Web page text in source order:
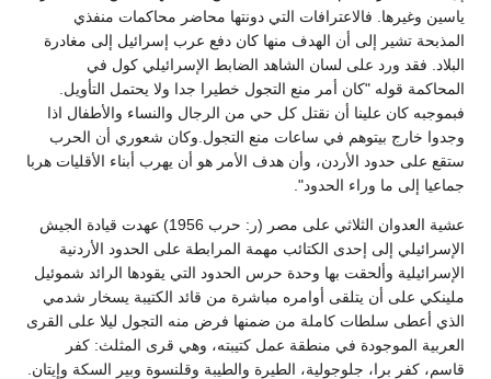
ياسين وغيرها. فالاعترافات التي دونتها محاضر محاكمات منفذي
المذبحة تشير إلى أن الهدف منها كان دفع عرب إسرائيل إلى مغادرة
البلاد. فقد ورد على لسان الشاهد الضابط الإسرائيلي كول في
المحاكمة قوله "كان أمر منع التجول خطيرا جدا ولا يحتمل التأويل.
فبموجبه كان علينا أن نقتل كل حي من الرجال والنساء والأطفال اذا
وجدوا خارج بيتوهم في ساعات منع التجول.وكان شعوري أن الحرب
ستقع على حدود الأردن، وأن هدف الأمر هو أن يهرب أبناء الأقليات هربا
جماعيا إلى ما وراء الحدود".
عشية العدوان الثلاثي على مصر (ر: حرب 1956) عهدت قيادة الجيش
الإسرائيلي إلى إحدى الكتائب مهمة المرابطة على الحدود الأردنية
الإسرائيلية وألحقت بها وحدة حرس الحدود التي يقودها الرائد شموئيل
ملينكي على أن يتلقى أوامره مباشرة من قائد الكتيبة يسخار شدمي
الذي أعطى سلطات كاملة من ضمنها فرض منه التجول ليلا على القرى
العربية الموجودة في منطقة عمل كتيبته، وهي قرى المثلث: كفر
قاسم، كفر برا، جلوجولية، الطيرة والطيبة وقلنسوة وبير السكة وإيتان.